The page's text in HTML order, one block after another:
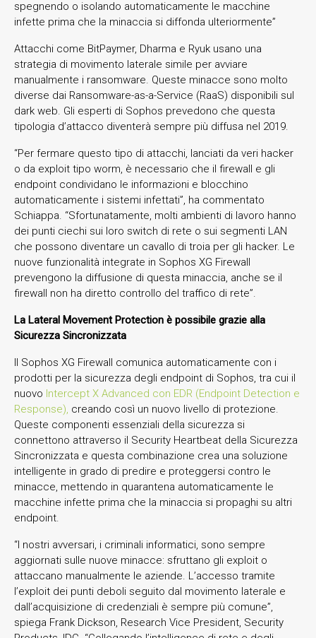
spegnendo o isolando automaticamente le macchine
infette prima che la minaccia si diffonda ulteriormente”
Attacchi come BitPaymer, Dharma e Ryuk usano una
strategia di movimento laterale simile per avviare
manualmente i ransomware. Queste minacce sono molto
diverse dai Ransomware-as-a-Service (RaaS) disponibili sul
dark web. Gli esperti di Sophos prevedono che questa
tipologia d’attacco diventerà sempre più diffusa nel 2019.
“Per fermare questo tipo di attacchi, lanciati da veri hacker
o da exploit tipo worm, è necessario che il firewall e gli
endpoint condividano le informazioni e blocchino
automaticamente i sistemi infettati”, ha commentato
Schiappa. “Sfortunatamente, molti ambienti di lavoro hanno
dei punti ciechi sui loro switch di rete o sui segmenti LAN
che possono diventare un cavallo di troia per gli hacker. Le
nuove funzionalità integrate in Sophos XG Firewall
prevengono la diffusione di questa minaccia, anche se il
firewall non ha diretto controllo del traffico di rete”.
La Lateral Movement Protection è possibile grazie alla
Sicurezza Sincronizzata
Il Sophos XG Firewall comunica automaticamente con i
prodotti per la sicurezza degli endpoint di Sophos, tra cui il
nuovo Intercept X Advanced con EDR (Endpoint Detection e
Response), creando così un nuovo livello di protezione.
Queste componenti essenziali della sicurezza si
connettono attraverso il Security Heartbeat della Sicurezza
Sincronizzata e questa combinazione crea una soluzione
intelligente in grado di predire e proteggersi contro le
minacce, mettendo in quarantena automaticamente le
macchine infette prima che la minaccia si propaghi su altri
endpoint.
“I nostri avversari, i criminali informatici, sono sempre
aggiornati sulle nuove minacce: sfruttano gli exploit o
attaccano manualmente le aziende. L’accesso tramite
l’exploit dei punti deboli seguito dal movimento laterale e
dall’acquisizione di credenziali è sempre più comune”,
spiega Frank Dickson, Research Vice President, Security